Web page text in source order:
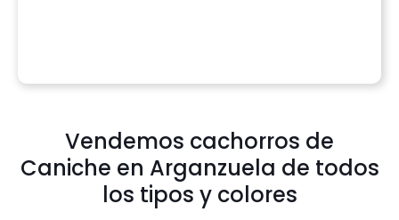
Vendemos cachorros de
Caniche en Arganzuela de todos
los tipos y colores